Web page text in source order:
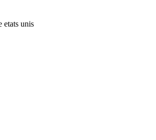
etats unis